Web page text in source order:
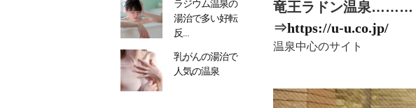
竜王ラドン温泉
⇒https://u-u.co.jp/
温泉中心のサイト
ラジウム温泉の
湯治で多い好転
反...
乳がんの湯治で
人気の温泉